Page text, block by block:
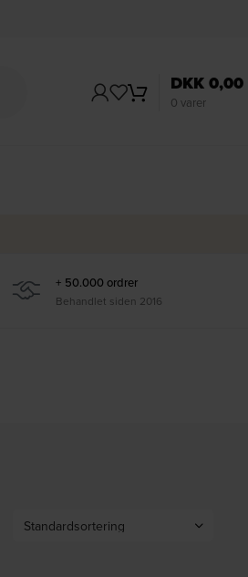
0 varer
DKK0,00
+ 50.000 ordrer
Behandlet siden 2016